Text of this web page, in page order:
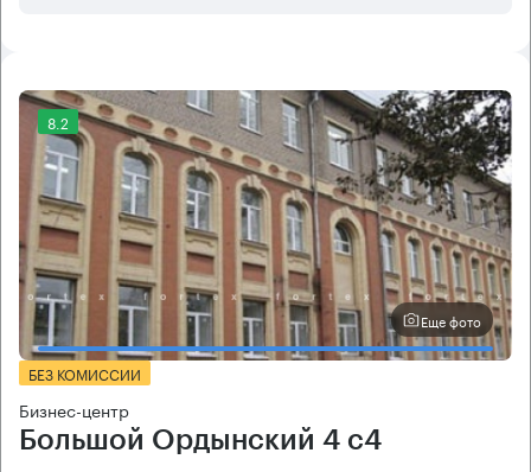
8.2
Еще фото
БЕЗ КОМИССИИ
Бизнес-центр
Большой Ордынский 4 с4